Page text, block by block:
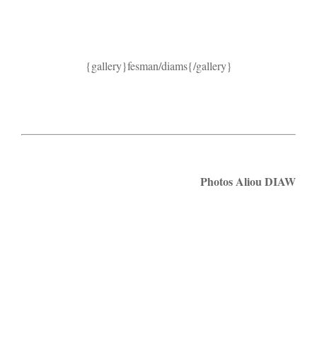
{gallery}fesman/diams{/gallery}
Photos Aliou DIAW